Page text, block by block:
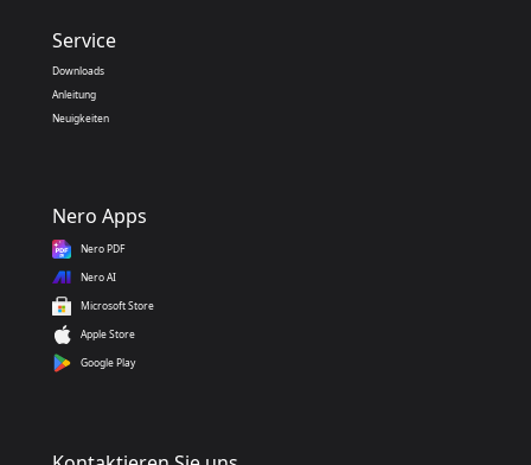
Service
Downloads
Anleitung
Neuigkeiten
Nero Apps
Nero PDF
Nero AI
Microsoft Store
Apple Store
Google Play